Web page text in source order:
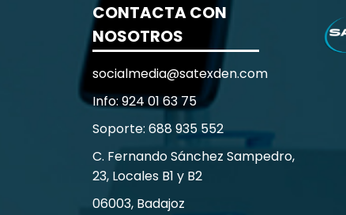
CONTACTA CON
NOSOTROS
socialmedia@satexden.com
Info: 924 01 63 75
Soporte: 688 935 552
C. Fernando Sánchez Sampedro,
23, Locales B1 y B2
06003, Badajoz